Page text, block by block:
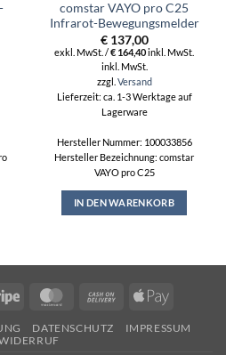
comstar VAYO pro C25
Infrarot-Bewegungsmelder
€137,00
exkl. MwSt. /€ 164,40inkl. MwSt.
inkl. MwSt.
zzgl. Versand
Lieferzeit: ca. 1-3 Werktage auf
Lagerware
Hersteller Nummer: 100033856
Hersteller Bezeichnung: comstar
VAYO pro C25
IN DEN WARENKORB
Stripe MasterCardCash
Delivery
Apple
DATENSCHUTZ
IMPRESSUM